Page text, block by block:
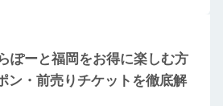
ぽーと福岡をお得に楽しむ方
ン・前売りチケットを徹底解